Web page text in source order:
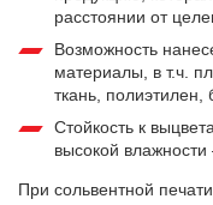
расстоянии от
Возможность
материалы, в т.ч.
ткань, полиэтилен,
Стойкость к
высокой
При сольвентной